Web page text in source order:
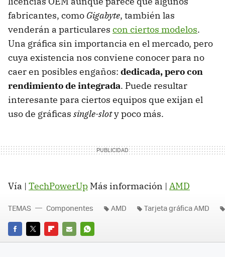
fabricantes, como Gigabyte, también las
venderán a particulares con ciertos modelos.
Una gráfica sin importancia en el mercado, pero
cuya existencia nos conviene conocer para no
caer en posibles engaños: dedicada, pero con
rendimiento de integrada. Puede resultar
interesante para ciertos equipos que exijan el
uso de gráficas single-sloty poco más.
Vía | TechPowerUp Más información | AMD
FACEBOOK
TWITTERFLIPBOARD
E-
WHATSAPP
TEMAS Componentes AMD Tarjeta gráfica AMD